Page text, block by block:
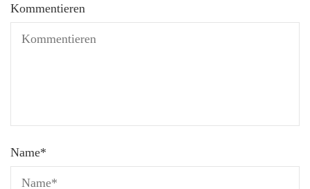
Kommentieren
Name*